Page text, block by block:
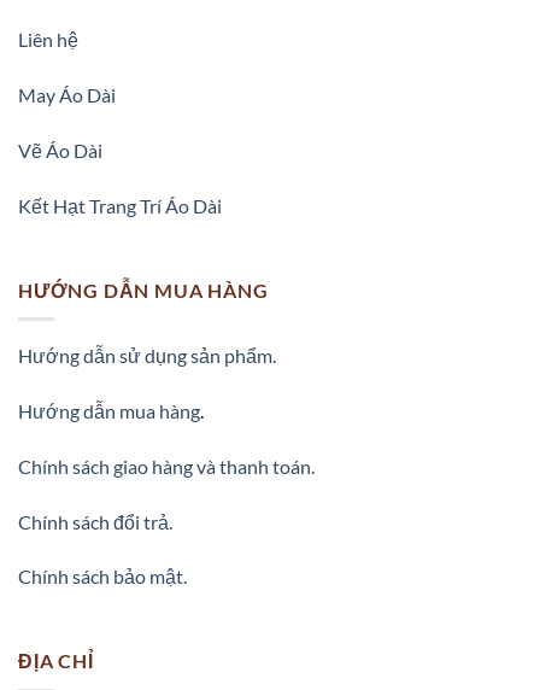
Liên hệ
May Áo Dài
Vẽ Áo Dài
Kết Hạt Trang Trí Áo Dài
HƯỚNG DẪN MUA HÀNG
Hướng dẫn sử dụng sản phẩm.
Hướng dẫn mua hàng.
Chính sách giao hàng và thanh toán.
Chính sách đổi trả.
Chính sách bảo mật.
ĐỊA CHỈ